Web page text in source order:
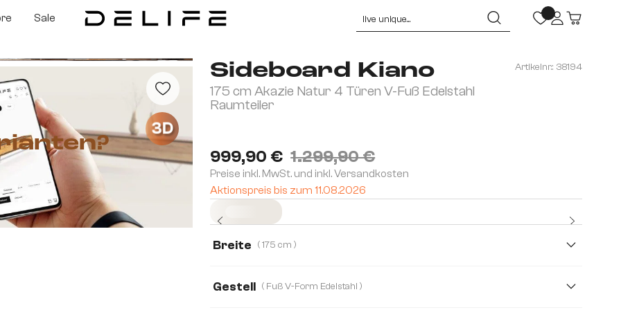
Sale
Sideboard Kiano
175 cm Akazie Natur 4 Türen V-Fuß Edelstahl
Raumteiler
Artikelnr.: 38194
999,90 € 1.299,90 €
Preise inkl. MwSt. und inkl. Versandkosten
Aktionspreis bis zum 11.08.2026
Breite ( 175 cm )
Gestell ( Fuß V-Form Edelstahl )
3D